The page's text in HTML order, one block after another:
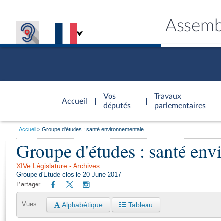
Accueil
d'accueil
Vos
députés
Travaux
parlementaires
Général
Vous
:
Accueil Groupe d'études : santé environnementale
Groupe d'études : santé
XIVe Législature - Archives
Groupe d'Etude clos le 20 June 2017
Partager
Vues : Alphabétique Tableau